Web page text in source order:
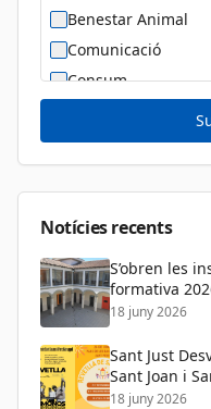
Benestar Animal
Comunicació
Consum
Diversitat Sexual i
Dona
Notícies recents
S’obren les
formativa
de Persones
18 juny 2026
Sant Just
Sant Joan i
per a tots els
18 juny 2026